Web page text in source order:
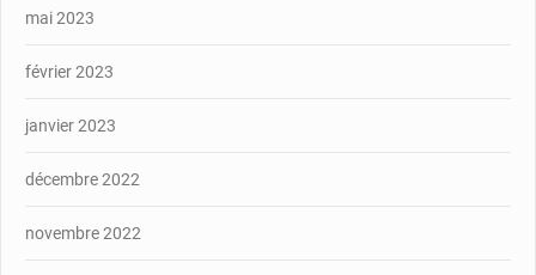
mai 2023
février 2023
janvier 2023
décembre 2022
novembre 2022